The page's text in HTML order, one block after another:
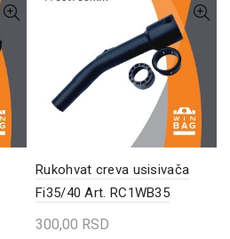
Rukohvat creva usisivača
Fi35/40 Art. RC1WB35
300,00 RSD